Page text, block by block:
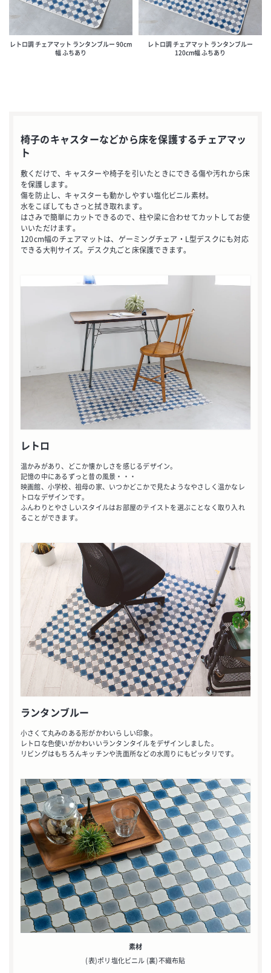
お買い物を続ける
レトロ調 チェアマット ランタンブルー 90cm
幅 ふちあり
レトロ調 チェアマット ランタンブルー
120cm幅 ふちあり
椅子のキャスターなどから床を保護するチェアマッ
ト
敷くだけで、キャスターや椅子を引いたときにできる傷や汚れから床
を保護します。
傷を防止し、キャスターも動かしやすい塩化ビニル素材。
水をこぼしてもさっと拭き取れます。
はさみで簡単にカットできるので、柱や梁に合わせてカットしてお使
いいただけます。
120cm幅のチェアマットは、ゲーミングチェア・L型デスクにも対応
できる大判サイズ。デスク丸ごと床保護できます。
レトロ
温かみがあり、どこか懐かしさを感じるデザイン。
記憶の中にあるずっと昔の風景・・・
映画館、小学校、祖母の家、いつかどこかで見たようなやさしく温かなレ
トロなデザインです。
ふんわりとやさしいスタイルはお部屋のテイストを選ぶことなく取り入れ
ることができます。
ランタンブルー
小さくて丸みのある形がかわいらしい印象。
レトロな色使いがかわいいランタンタイルをデザインしました。
リビングはもちろんキッチンや洗面所などの水周りにもピッタリです。
素材
(表)ポリ塩化ビニル (裏)不織布貼